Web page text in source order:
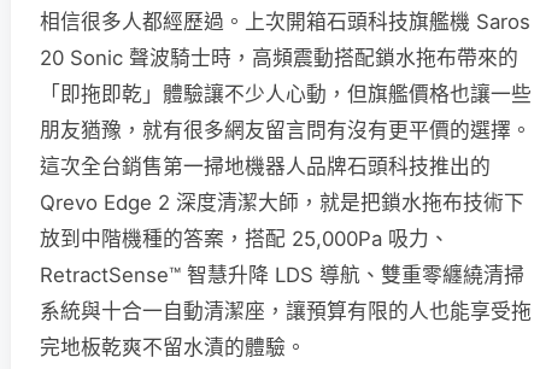
相信很多人都經歷過。上次開箱石頭科技旗艦機 Saros
20 Sonic 聲波騎士時，高頻震動搭配鎖水拖布帶來的
「即拖即乾」體驗讓不少人心動，但旗艦價格也讓一些
朋友猶豫，就有很多網友留言問有沒有更平價的選擇。
這次全台銷售第一掃地機器人品牌石頭科技推出的
Qrevo Edge 2 深度清潔大師，就是把鎖水拖布技術下
放到中階機種的答案，搭配 25,000Pa 吸力、
RetractSense™ 智慧升降 LDS 導航、雙重零纏繞清掃
系統與十合一自動清潔座，讓預算有限的人也能享受拖
完地板乾爽不留水漬的體驗。